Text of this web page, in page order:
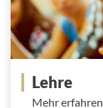
Lehre
Mehr erfahren